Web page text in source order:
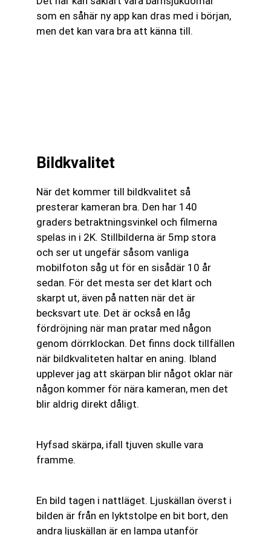
som en såhär ny app kan dras med i början,
men det kan vara bra att känna till.
Bildkvalitet
När det kommer till bildkvalitet så
presterar kameran bra. Den har 140
graders betraktningsvinkel och filmerna
spelas in i 2K. Stillbilderna är 5mp stora
och ser ut ungefär såsom vanliga
mobilfoton såg ut för en sisådär 10 år
sedan. För det mesta ser det klart och
skarpt ut, även på natten när det är
becksvart ute. Det är också en låg
fördröjning när man pratar med någon
genom dörrklockan. Det finns dock tillfällen
när bildkvaliteten haltar en aning. Ibland
upplever jag att skärpan blir något oklar när
någon kommer för nära kameran, men det
blir aldrig direkt dåligt.
Hyfsad skärpa, ifall tjuven skulle vara
framme.
En bild tagen i nattläget. Ljuskällan överst i
bilden är från en lyktstolpe en bit bort, den
andra ljuskällan är en lampa utanför